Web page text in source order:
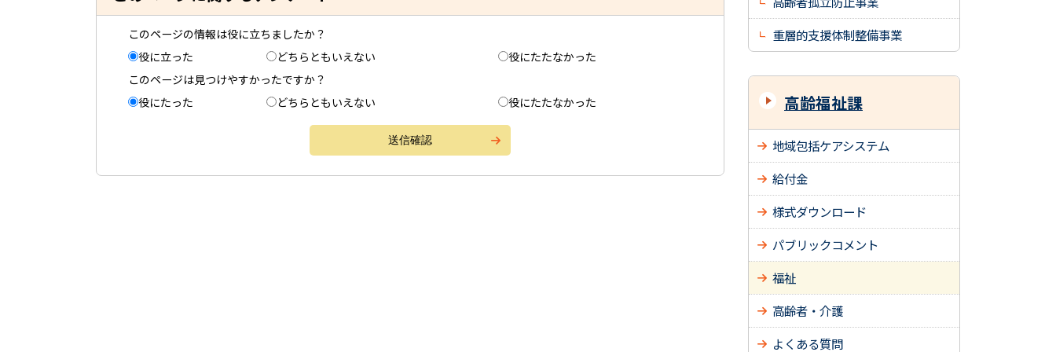
このページの情報は役に立ちましたか？
役に立った
どちらともいえない
役にたたなかった
このページは見つけやすかったですか？
役にたった
どちらともいえない 役にたたなかった
重層的支援体制整備事業
高齢福祉課
地域包括ケアシステム
給付金
様式ダウンロード
パブリックコメント
福祉
高齢者・介護
よくある質問